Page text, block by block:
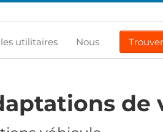
utilitaires Nous
de